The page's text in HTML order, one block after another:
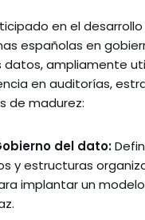
en el
españolas en
datos, ampliamente
en auditorías,
de madurez:
del dato:
y estructuras
implantar un